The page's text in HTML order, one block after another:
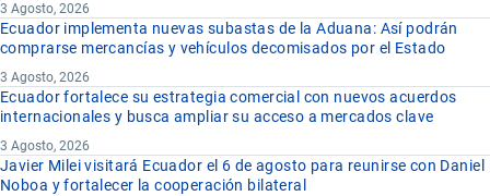
3 Agosto, 2026
Ecuador implementa nuevas subastas de la Aduana: Así podrán
comprarse mercancías y vehículos decomisados por el Estado
3 Agosto, 2026
Ecuador fortalece su estrategia comercial con nuevos acuerdos
internacionales y busca ampliar su acceso a mercados clave
3 Agosto, 2026
Javier Milei visitará Ecuador el 6 de agosto para reunirse con Daniel
Noboa y fortalecer la cooperación bilateral